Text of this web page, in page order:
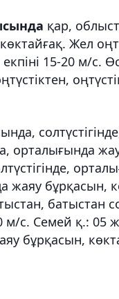
қар,
Жел
15-20 м/с.
орталығында
бұрқасын,
батыстан
м/с. Семей қ.:
бұрқасын,